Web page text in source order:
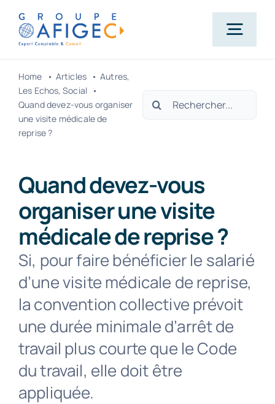
Passer
contenu
Accueil
Actualités
Carrière
Contact
Home Articles
Autres
Les Echos Social
Quand devez-vous organiser
une visite médicale de
reprise ?
Rechercher:
Quand devez-vous
organiser une visite
médicale de reprise ?
Si, pour faire bénéficier le salarié
d’une visite médicale de reprise,
la convention collective prévoit
une durée minimale d’arrêt de
travail plus courte que le Code
du travail, elle doit être
appliquée.